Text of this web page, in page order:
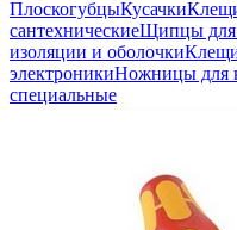
ПлоскогубцыКусачки
сантехническиеЩипцы для
изоляции и оболочки
электроникиНожницы для
специальные